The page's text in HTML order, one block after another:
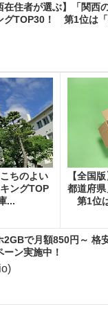
在住者が選ぶ】「関西
グTOP30！ 第1位は
ちのよい
ングTOP
...
【全国
都道府県
第1位
2GBで月額850円～ 格
ーン実施中！